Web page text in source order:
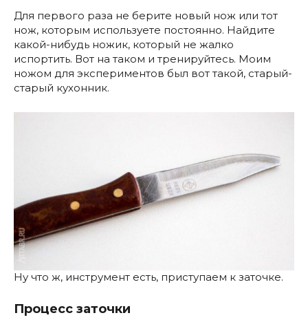
Для первого раза не берите новый нож или тот
нож, которым используете постоянно. Найдите
какой-нибудь ножик, который не жалко
испортить. Вот на таком и тренируйтесь. Моим
ножом для экспериментов был вот такой, старый-
старый кухонник.
Ну что ж, инструмент есть, приступаем к заточке.
Процесс заточки